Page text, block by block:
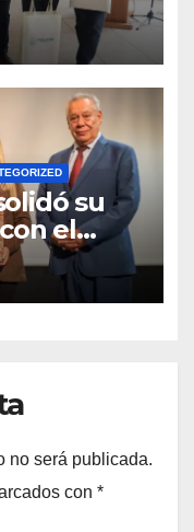
del
su
el
2026
no será publicada.
con *